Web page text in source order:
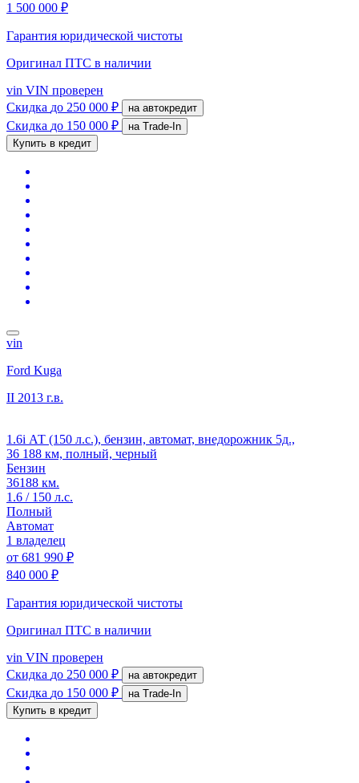
1 500 000 ₽
Гарантия юридической чистоты
Оригинал ПТС в наличии
vin VIN проверен
Скидка до 250 000 ₽ на автокредит
Скидка до 150 000 ₽
на Trade-In
Купить в кредит
vin
Ford Kuga
II 2013 г.в.
1.6i АТ (150 л.с.), бензин, автомат, внедорожник 5д.,
36 188 км, полный, черный
Бензин
36188 км.
1.6 / 150 л.с.
Полный
Автомат
1 владелец
от 681 990 ₽
840 000 ₽
Гарантия юридической чистоты
Оригинал ПТС в наличии
vin VIN проверен
Скидка до 250 000 ₽ на автокредит
Скидка до 150 000 ₽
на Trade-In
Купить в кредит